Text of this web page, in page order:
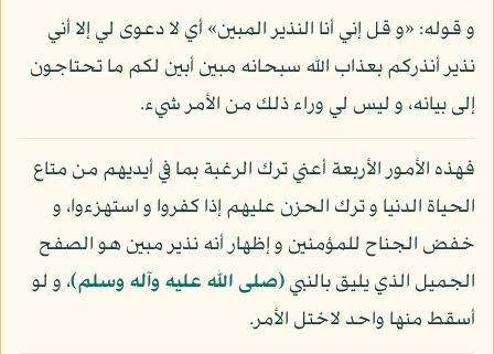
و قوله: «و قل إني أنا النذير المبين» أي لا دعوى لي إلا أني
نذير أنذركم بعذاب الله سبحانه مبين أبين لكم ما تحتاجون
إلى بيانه، و ليس لي وراء ذلك من الأمر شيء.
فهذه الأمور الأربعة أعني ترك الرغبة بما في أيديهم من متاع
الحياة الدنيا و ترك الحزن عليهم إذا كفروا و استهزءوا، و
خفض الجناح للمؤمنين و إظهار أنه نذير مبين هو الصفح
الجميل الذي يليق بالنبي(صلى الله عليه وآله وسلم)، و لو
أسقط منها واحد لاختل الأمر.